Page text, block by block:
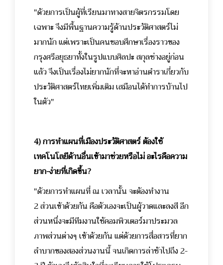
"ด้วยการเป็นผู้ที่เรียนมาทางสายจิตรกรรมโดย
เฉพาะ จึงมีพื้นฐานความรู้ด้านประวัติศาสตร์ไม่
มากนัก แต่เพราะเป็นคนชอบศึกษาเรื่องราวของ
กรุงศรีอยุธยาทั้งในรูปแบบศิลปะ สกุลช่างอยู่ก่อน
แล้ว จึงเป็นเรื่องไม่ยากนักที่จะหาอ่านตำราเกี่ยวกับ
ประวัติศาสตร์ไทยเพิ่มเติม เสมือนได้ทำการบ้านไป
ในตัว"
4) การทำแผนที่เมืองประวัติศาสตร์ ต้องใช้
เทคโนโลยีด้านอื่นเข้ามาช่วยหรือไม่ อะไรคือความ
ยาก-ง่ายที่เกิดขึ้น?
"ด้วยการทำแผนที่ ณ เวลานั้น จะต้องทำงาน
2 ส่วนเข้าด้วยกัน คือตัวเองจะเป็นผู้วาดและลงสี อีก
ส่วนหนึ่งจะมีทีมงานใช้คอมพิวเตอร์มาประมวล
ภาพส่วนต่างๆ เข้าด้วยกัน แต่ด้วยการสื่อสารที่ยาก
ลำบากของสองส่วนงานนี้ จนเกิดการล่าช้าไปถึง 2-